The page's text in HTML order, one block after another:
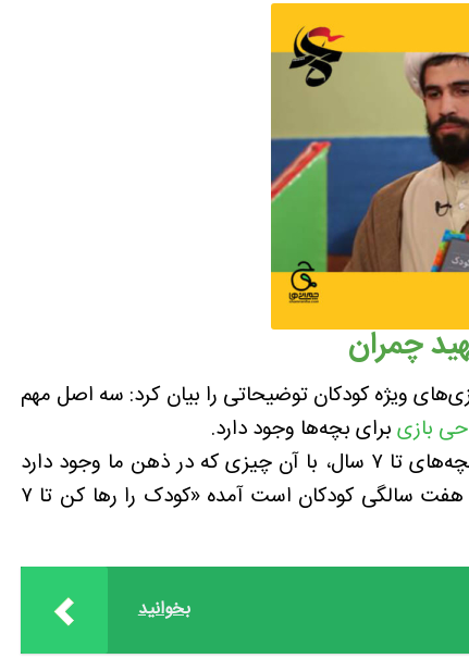
ویژه کودکان توضیحاتی را بیان کرد: سه اصل مهم
بازیبرای بچه‌ها وجود دارد.
نخستین نکته این است که تعریف بازی برای بچه‌های تا ۷ سال، با آن چیزی که در ذهن ما وجود دارد
متفاوت است. در این روایت که پیرامون سه تا هفت سالگی کودکان است آمده «کودک را رها کن تا ۷
بخوانید